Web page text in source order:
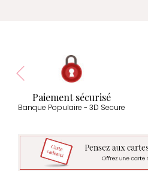
Paiement sécurisé
Banque Populaire - 3D Secure